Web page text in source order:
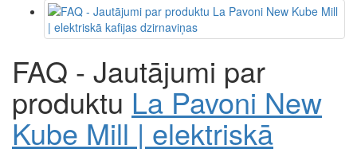
Piegāde un apmaksa
Sazināties
Blogs
Vairumtirdzniecība
Dāvanu kuponi
Īpašais piedāvājums
Outlet
info@4barista.lv